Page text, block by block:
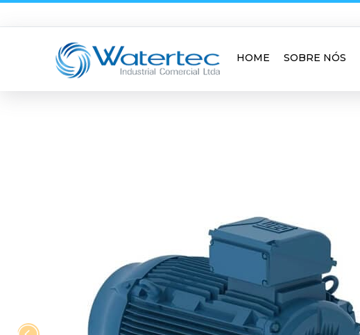
HOME SOBRE NÓS